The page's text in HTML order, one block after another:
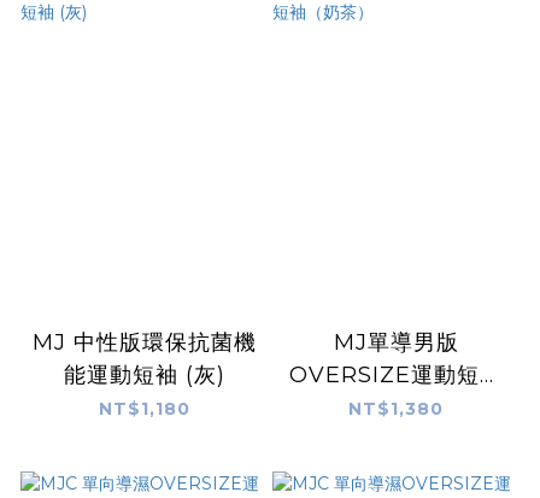
MJ 中性版環保抗菌機
能運動短袖 (灰)
NT$1,180
MJ單導男版
OVERSIZE運動短袖
（奶茶）
NT$1,380